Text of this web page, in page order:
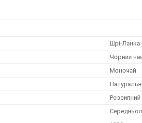
Шрі-Ланка
Чорний
Моночай
Розсипний